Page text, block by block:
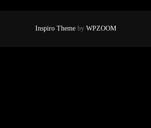
Inspiro Theme by WPZOOM